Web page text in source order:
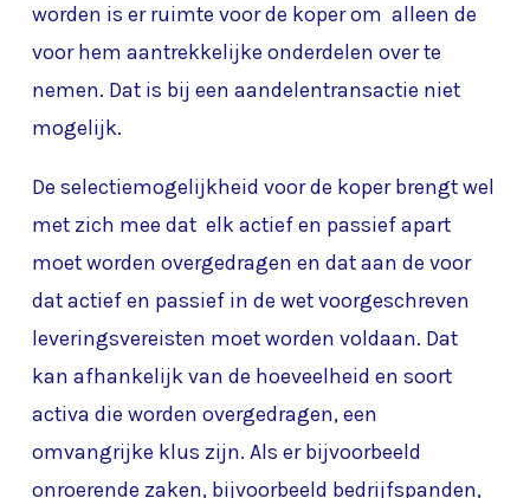
worden is er ruimte voor de koper om alleen de
voor hem aantrekkelijke onderdelen over te
nemen. Dat is bij een aandelentransactie niet
mogelijk.
De selectiemogelijkheid voor de koper brengt wel
met zich mee dat elk actief en passief apart
moet worden overgedragen en dat aan de voor
dat actief en passief in de wet voorgeschreven
leveringsvereisten moet worden voldaan. Dat
kan afhankelijk van de hoeveelheid en soort
activa die worden overgedragen, een
omvangrijke klus zijn. Als er bijvoorbeeld
onroerende zaken, bijvoorbeeld bedrijfspanden,